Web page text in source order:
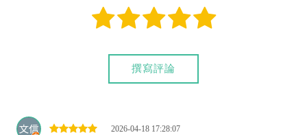
撰寫評論
2026-04-18 17:28:07